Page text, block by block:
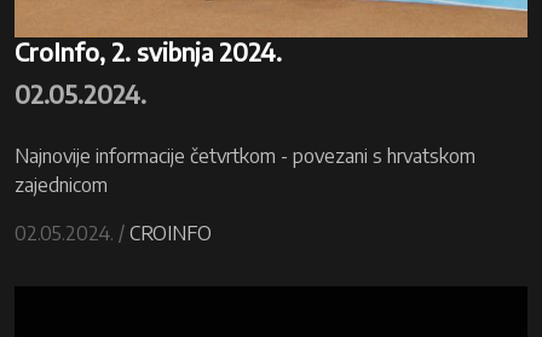
CroInfo, 2. svibnja 2024.
02.05.2024.
Najnovije informacije četvrtkom - povezani s hrvatskom
zajednicom
02.05.2024. / CROINFO